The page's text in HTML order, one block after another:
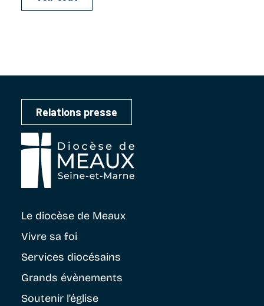
Relations presse
Le diocèse de Meaux
Vivre sa foi
Services diocésains
Grands évènements
Soutenir l’église